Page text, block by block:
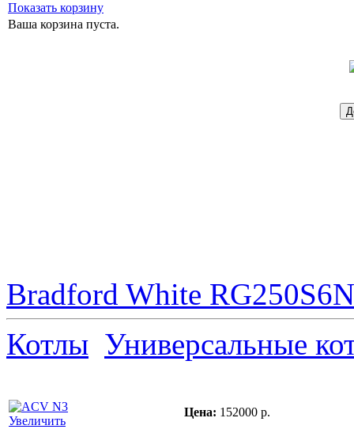
Показать корзину
Ваша корзина пуста.
Bradford White
Котлы Универсальные
Увеличить
Цена: 152000 р.